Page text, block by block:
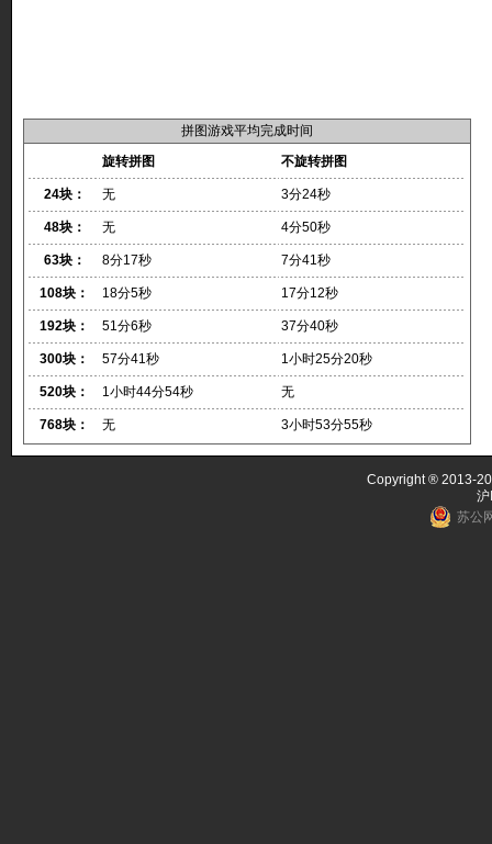
拼图游戏平均完成时间
旋转拼图
不旋转拼图
24块： 无 3分24秒
48块： 无 4分50秒
63块： 8分17秒 7分41秒
108块： 18分5秒 17分12秒
192块： 51分6秒 37分40秒
300块： 57分41秒 1小时25分20秒
520块： 1小时44分54秒 无
768块： 无 3小时53分55秒
Copyright ® 2013-
苏公